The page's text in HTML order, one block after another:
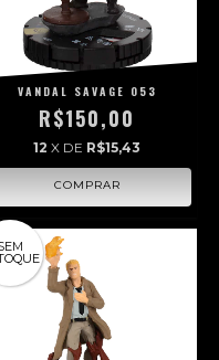
VANDAL SAVAGE 053
R$150,00
12 X DE R$15,43